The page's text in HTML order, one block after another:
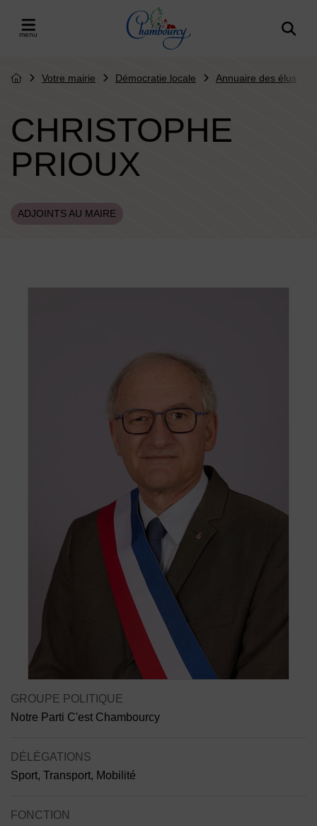
Retour à l'accueil
le menu
Page d'accueil du site
Votre mairie Démocratie locale Annuaire des élus
CHRISTOPHE
PRIOUX
ADJOINTS AU MAIRE
Contenu de la fiche d'annuaire
GROUPE POLITIQUE
Notre Parti C'est Chambourcy
DÉLÉGATIONS
Sport, Transport, Mobilité
FONCTION